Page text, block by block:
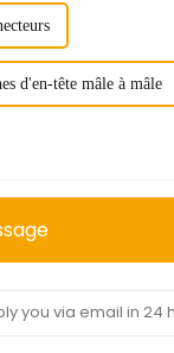
d'en-tête mâle à mâle